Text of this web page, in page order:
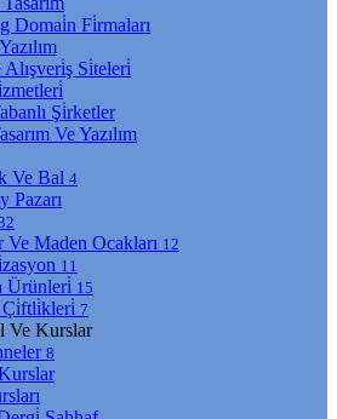
Domai̇n Fi̇rmaları
Si̇teleri̇
Şi̇rketler
Ve Yazılım
Ve Bal 4
Pazarı
Ve Maden Ocakları 12
11
Ürünleri̇ 15
Çi̇ftli̇kleri̇ 7
Ve Kurslar
8